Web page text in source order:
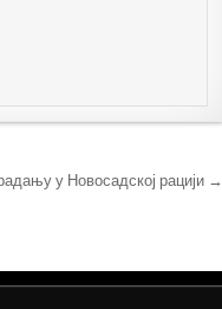
у Новосадској рацији →